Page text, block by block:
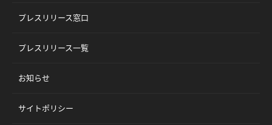
プレスリリース窓口
プレスリリース一覧
お知らせ
サイトポリシー